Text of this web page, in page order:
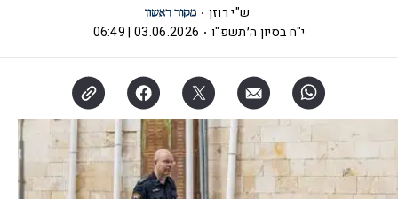
ש"י רוזן
י"ח בסיון ה׳תשפ"ו
03.06.2026 | 06:49